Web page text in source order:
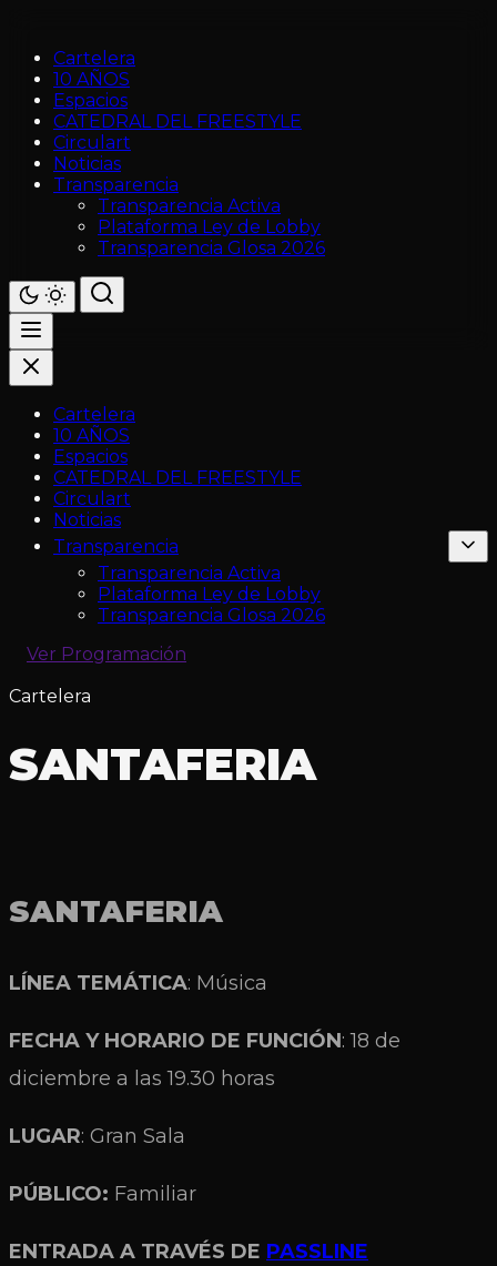
Cartelera
10 AÑOS
Espacios
CATEDRAL DEL FREESTYLE
Circulart
Noticias
Transparencia
Transparencia Activa
Plataforma Ley de Lobby
Transparencia Glosa 2026
Cartelera
10 AÑOS
Espacios
CATEDRAL DEL FREESTYLE
Circulart
Noticias
Transparencia
Transparencia Activa
Plataforma Ley de Lobby
Transparencia Glosa 2026
Ver Programación
Cartelera
SANTAFERIA
SANTAFERIA
LÍNEA TEMÁTICA: Música
FECHA Y HORARIO DE FUNCIÓN: 18 de
diciembre a las 19.30 horas
LUGAR: Gran Sala
PÚBLICO: Familiar
ENTRADA A TRAVÉS DE PASSLINE